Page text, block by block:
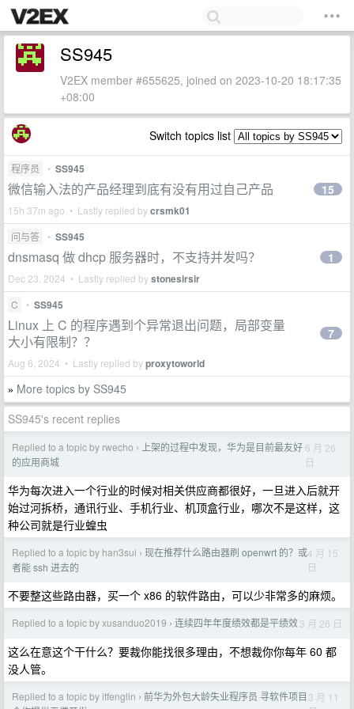
SS945
V2EX member #655625, joined on 2023-10-20 18:17:35
+08:00
Switch topics list
程序员 • SS945
微信输入法的产品经理到底有没有用过自己产品
15h 37m ago • Lastly replied bycrsmk01
15
问与答 • SS945
dnsmasq 做 dhcp 服务器时，不支持并发吗？
Dec 23, 2024 • Lastly replied bystonesirsir
1
C • SS945
Linux 上 C 的程序遇到个异常退出问题，局部变量
大小有限制？？
Aug 6, 2024 • Lastly replied byproxytoworld
7
» More topics by SS945
SS945's recent replies
Replied to a topic by rwecho ›
上架的过程中发现，华为是目前最友好
的应用商城
6 月 26
日
华为每次进入一个行业的时候对相关供应商都很好，一旦进入后就开
始过河拆桥，通讯行业、手机行业、机顶盒行业，哪次不是这样，这
种公司就是行业蝗虫
Replied to a topic by han3sui › 现在推荐什么路由器刷 openwrt 的？或
者能 ssh 进去的
4 月 15
日
不要整这些路由器，买一个 x86 的软件路由，可以少非常多的麻烦。
Replied to a topic by xusanduo2019 › 连续四年年度绩效都是平绩效3 月 26 日
这么在意这个干什么？要裁你能找很多理由，不想裁你你每年 60 都
没人管。
Replied to a topic by itfenglin › 前华为外包大龄失业程序员 寻软件项目 3 月 11